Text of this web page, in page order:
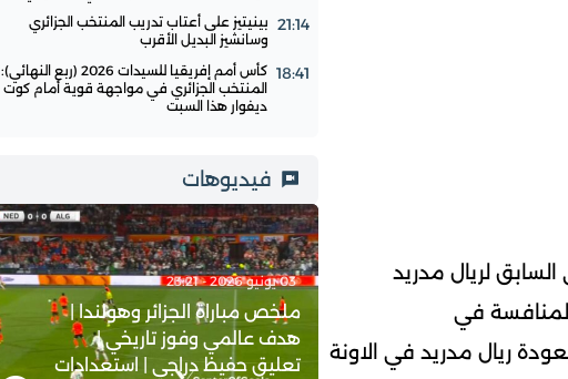
لريال مدريد
في
ريال مدريد في الاونة
21:14 بينيتيز على أعتاب تدريب المنتخب الجزائري
وسانشيز البديل الأقرب
18:41
كأس أمم إفريقيا للسيدات 2026 (ربع النهائي):
المنتخب الجزائري في مواجهة قوية أمام كوت
ديفوار هذا السبت
فيديوهات
03 يونيو 2026 - 23:21
ملخص مباراة الجزائر وهولندا |
هدف عالمي وفوز تاريخي |
تعليق حفيظ دراجي | استعدادات